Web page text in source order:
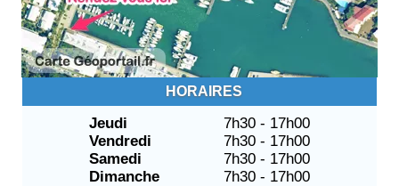
HORAIRES
Jeudi
7h30 - 17h00
Vendredi
7h30 - 17h00
Samedi
7h30 - 17h00
Dimanche
7h30 - 17h00